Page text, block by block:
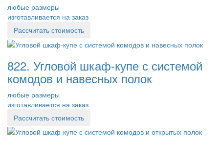
любые размеры
изготавливается на заказ
Рассчитать стоимость
822. Угловой шкаф-купе с системой
комодов и навесных полок
любые размеры
изготавливается на заказ
Рассчитать стоимость